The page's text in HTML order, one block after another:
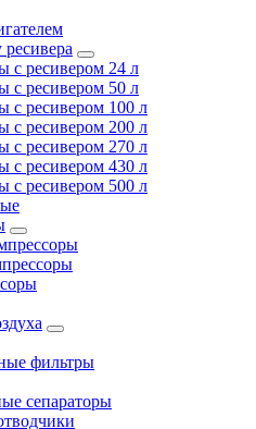
с ресивером 24 л
с ресивером 50 л
с ресивером 100 л
с ресивером 200 л
с ресивером 270 л
с ресивером 430 л
с ресивером 500 л
фильтры
сепараторы